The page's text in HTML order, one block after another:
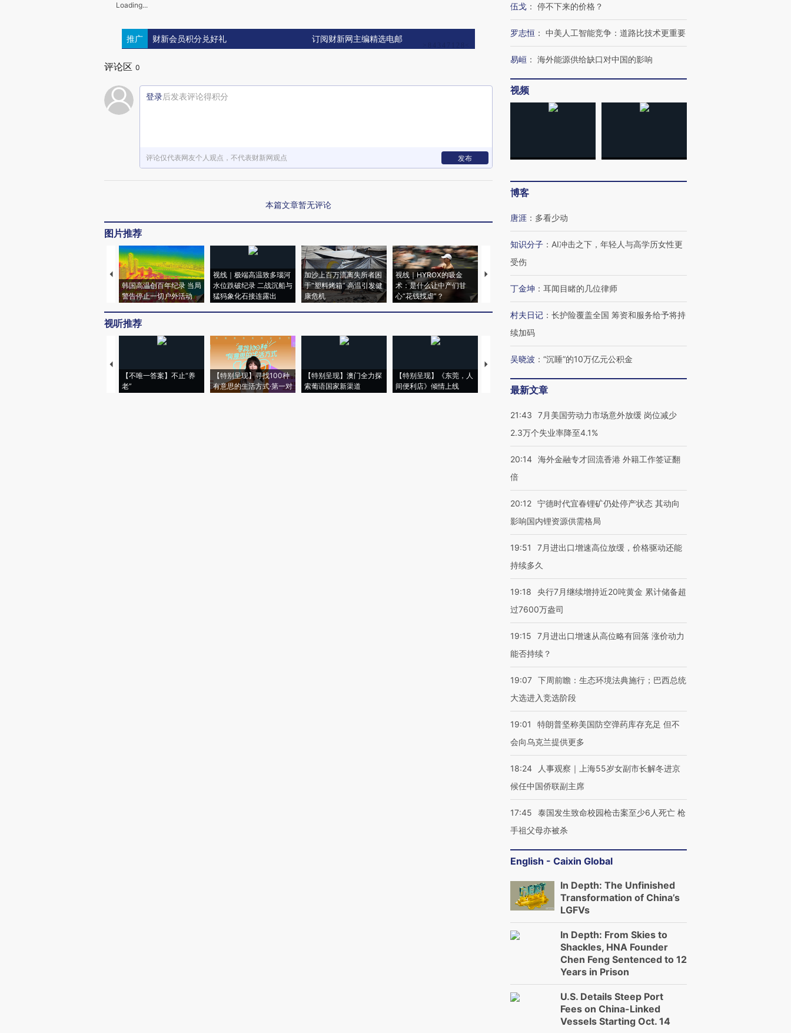
Loading...
推广 财新会员积分兑好礼 订阅财新网主编精选电邮
评论区 0
登录后发表评论得积分
评论仅代表网友个人观点，不代表财新网观点 发布
本篇文章暂无评论
图片推荐
韩国高温创百年纪录 当局
警告停止一切户外活动
视线｜极端高温致多瑙河
水位跌破纪录 二战沉船与
猛犸象化石接连露出
加沙上百万流离失所者困
于“塑料烤箱” 高温引发健
康危机
视线｜HYROX的吸金
术：是什么让中产们甘
心“花钱找虐”？
马航飞行员跨国走私7万
粒摇头丸 尿检体内含3种
视线｜被称为“蟑螂”的印
度Z世代 用街头抗争将教
视线｜“入侵”还是“人道危
视听推荐
【不唯一答案】不止“养
老”
【特别呈现】寻找100种
有意思的生活方式·第一对
【特别呈现】澳门全力探
索葡语国家新渠道
【特别呈现】《东莞，人
间便利店》倾情上线
【推广】走进第四届链博
伍戈 ： 停不下来的价格？
罗志恒 ： 中美人工智能竞争：道路比技术更重要
易峘 ： 海外能源供给缺口对中国的影响
视频
博客
唐涯 ： 多看少动
知识分子 ： AI冲击之下，年轻人与高学历女性更
受伤
丁金坤 ： 耳闻目睹的几位律师
村夫日记 ： 长护险覆盖全国 筹资和服务给予将持
续加码
吴晓波 ： “沉睡”的10万亿元公积金
最新文章
21:43
7月美国劳动力市场意外放缓 岗位减少
2.3万个失业率降至4.1%
20:14 海外金融专才回流香港 外籍工作签证翻
倍
20:12 宁德时代宜春锂矿仍处停产状态 其动向
影响国内锂资源供需格局
19:51
7月进出口增速高位放缓，价格驱动还能
持续多久
19:18
央行7月继续增持近20吨黄金 累计储备超
过7600万盎司
19:15
7月进出口增速从高位略有回落 涨价动力
能否持续？
19:07 下周前瞻：生态环境法典施行；巴西总统
大选进入竞选阶段
19:01
特朗普坚称美国防空弹药库存充足 但不
会向乌克兰提供更多
18:24
人事观察｜上海55岁女副市长解冬进京
候任中国侨联副主席
17:45
泰国发生致命校园枪击案至少6人死亡 枪
手祖父母亦被杀
English - Caixin Global
In Depth: The Unfinished
Transformation of China’s
LGFVs
In Depth: From Skies to
Shackles, HNA Founder
Chen Feng Sentenced to 12
Years in Prison
U.S. Details Steep Port
Fees on China-Linked
Vessels Starting Oct. 14